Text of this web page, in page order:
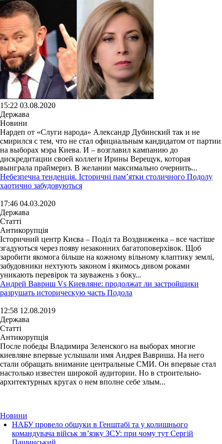
15:22 03.08.2020
Держава
Новини
Нардеп от «Слуги народа» Александр Дубинский так и не
смирился с тем, что не стал официальным кандидатом от партии
на выборах мэра Киева. И – возглавил кампанию до
дискредитации своей коллеги Ирины Верещук, которая
выиграла праймериз. В желании максимально очернить...
Небезпечна тенденція. Історичні пам’ятки столичного Подолу
хаотично забудовуються
17:46 04.03.2020
Держава
Статті
Антикорупція
Історичний центр Києва – Поділ та Воздвиженка – все частіше
згадуються через появу незаконних багатоповерхівок. Щоб
заробити якомога більше на кожному вільному клаптику землі,
забудовники нехтують законом і якимось дивом роками
уникають перевірок та зауважень з боку...
Андрей Вавриш Vs Киевляне: продолжат ли застройщики
разрушать историческую часть Подола
12:58 12.08.2019
Держава
Статті
Антикорупція
После победы Владимира Зеленского на выборах многие
киевляне впервые услышали имя Андрея Вавриша. На него
стали обращать внимание центральные СМИ. Он впервые стал
настолько известен широкой аудитории. Но в строительно-
архитектурных кругах о нем вполне себе злым...
Новини
НАБУ провело обшуки в Генштабі та у колишнього
командувача військ зв’язку ЗСУ: при чому тут Сергій
Пашинський